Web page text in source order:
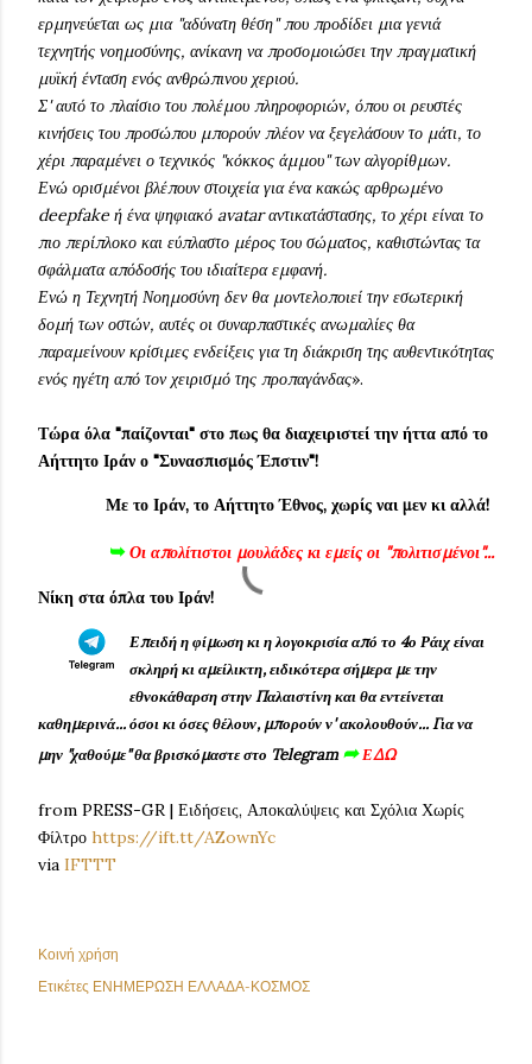
ερμηνεύεται ως μια "αδύνατη θέση" που προδίδει μια γενιά
τεχνητής νοημοσύνης, ανίκανη να προσομοιώσει την πραγματική
μυϊκή ένταση ενός ανθρώπινου χεριού.
Σ' αυτό το πλαίσιο του πολέμου πληροφοριών, όπου οι ρευστές
κινήσεις του προσώπου μπορούν πλέον να ξεγελάσουν το μάτι, το
χέρι παραμένει ο τεχνικός "κόκκος άμμου" των αλγορίθμων.
Ενώ ορισμένοι βλέπουν στοιχεία για ένα κακώς αρθρωμένο
deepfake ή ένα ψηφιακό avatar αντικατάστασης, το χέρι είναι το
πιο περίπλοκο και εύπλαστο μέρος του σώματος, καθιστώντας τα
σφάλματα απόδοσής του ιδιαίτερα εμφανή.
Ενώ η Τεχνητή Νοημοσύνη δεν θα μοντελοποιεί την εσωτερική
δομή των οστών, αυτές οι συναρπαστικές ανωμαλίες θα
παραμείνουν κρίσιμες ενδείξεις για τη διάκριση της αυθεντικότητας
ενός ηγέτη από τον χειρισμό της προπαγάνδας».
Τώρα όλα "παίζονται" στο πως θα διαχειριστεί την ήττα από το
Αήττητο Ιράν ο "Συνασπισμός Έπστιν"!
Με το Ιράν, το Αήττητο Έθνος, χωρίς ναι μεν κι αλλά!
➥ Οι απολίτιστοι μουλάδες κι εμείς οι "πολιτισμένοι"...
Νίκη στα όπλα του Ιράν!
Επειδή η φίμωση κι η λογοκρισία από το 4ο Ράιχ είναι
σκληρή κι αμείλικτη, ειδικότερα σήμερα με την
εθνοκάθαρση στην Παλαιστίνη και θα εντείνεται
καθημερινά... όσοι κι όσες θέλουν, μπορούν ν' ακολουθούν...Για να
μην "χαθούμε" θα βρισκόμαστε στο Telegram➦ ΕΔΩ
from PRESS-GR | Ειδήσεις, Αποκαλύψεις και Σχόλια Χωρίς
Φίλτρο https://ift.tt/AZownYc
via IFTTT
Κοινή χρήση
Ετικέτες ΕΝΗΜΕΡΩΣΗ ΕΛΛΑΔΑ-ΚΟΣΜΟΣ